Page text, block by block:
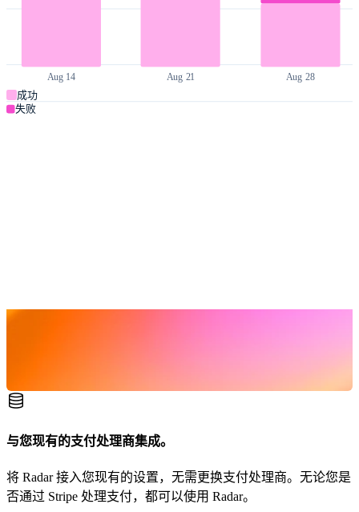
与您现有的支付处理商集成。
将 Radar 接入您现有的设置，无需更换支付处理商。无论您是
否通过 Stripe 处理支付，都可以使用 Radar。
Aug 14 Aug 21 Aug 28
成功
失败